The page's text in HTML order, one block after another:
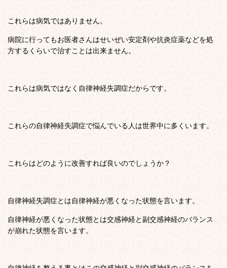
これらは病気ではありません。
病院に行ってもお医者さんはせいぜい安定剤や抗炎症薬などを処
方するくらいで治すことは出来ません。
これらは病気ではなく自律神経失調症だからです。
これらの自律神経失調症で悩んでいる人は世界中に多くいます。
これらはどのように改善すれば良いのでしょうか？
自律神経失調症とは自律神経が悪くなった状態を言います。
自律神経が悪くなった状態とは交感神経と副交感神経のバランス
が崩れた状態を言います。